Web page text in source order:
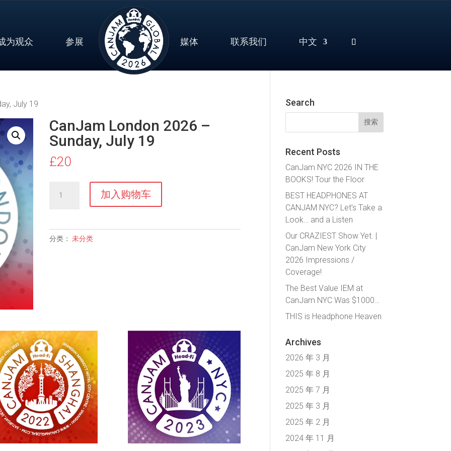
为观众 参展 媒体 联系我们 中文
July 19
CanJam London 2026 –
Sunday, July 19
£20
London
Sunday,
加入购物车
分类：未分类
Search
搜
Recent Posts
CanJam NYC 2026 IN THE
BOOKS! Tour the Floor
BEST HEADPHONES AT
CANJAM NYC? Let’s Take a
Look… and a Listen
Our CRAZIEST Show Yet. |
CanJam New York City
2026 Impressions /
Coverage!
The Best Value IEM at
CanJam NYC Was $1000…
THIS is Headphone Heaven
Archives
2026 年 3 月
2025 年 8 月
2025 年 7 月
2025 年 3 月
2025 年 2 月
2024 年 11 月